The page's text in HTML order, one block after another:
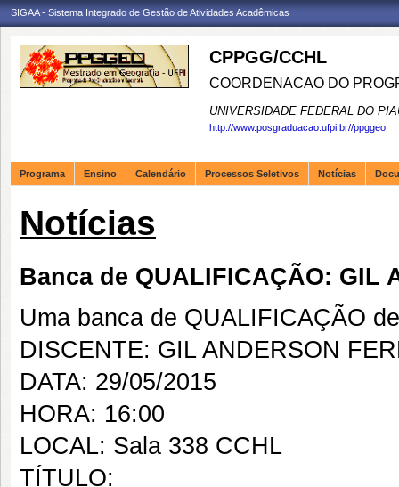
SIGAA - Sistema Integrado de Gestão de Atividades Acadêmicas
CPPGG/CCHL
COORDENACAO DO
UNIVERSIDADE FEDERAL DO
http://www.posgraduacao.ufpi.br//ppggeo
Programa Ensino Calendário Processos Seletivos Notícias
Notícias
Banca de QUALIFICAÇÃO: GIL
Uma banca de QUALIFICAÇÃO
DISCENTE: GIL ANDERSON
DATA: 29/05/2015
HORA: 16:00
LOCAL: Sala 338 CCHL
TÍTULO: